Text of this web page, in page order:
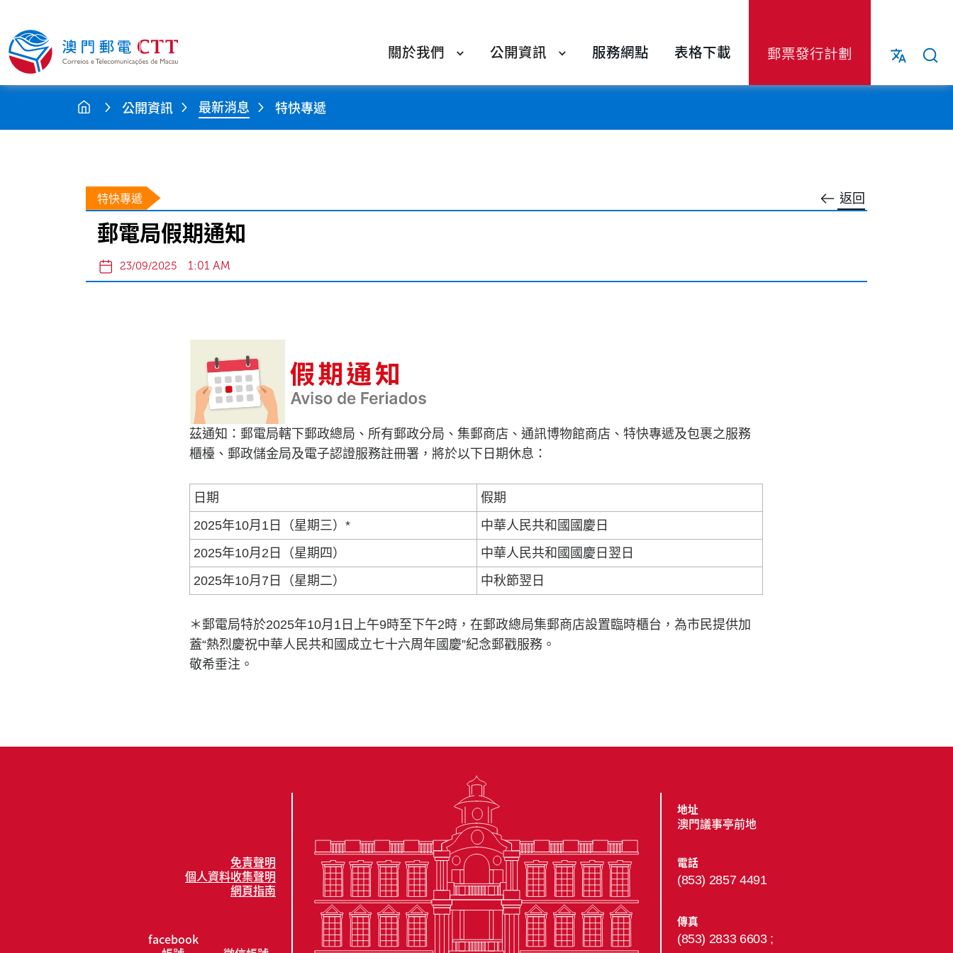
關於我們 公開資訊 服務網點 表格下載 郵票發行計劃
公開資訊 最新消息 特快專遞
返回
特快專遞
郵電局假期通知
23/09/2025 1:01 AM
茲通知：郵電局轄下郵政總局、所有郵政分局、集郵商店、通訊博物館商店、特快專遞及包裹之服務
櫃檯、郵政儲金局及電子認證服務註冊署，將於以下日期休息：
日期
假期
2025年10月1日（星期三）*
中華人民共和國國慶日
2025年10月2日（星期四）
中華人民共和國國慶日翌日
2025年10月7日（星期二）
中秋節翌日
＊郵電局特於2025年10月1日上午9時至下午2時，在郵政總局集郵商店設置臨時櫃台，為市民提供加
蓋“熱烈慶祝中華人民共和國成立七十六周年國慶”紀念郵戳服務。
敬希垂注。
免責聲明
個人資料收集聲明
網頁指南
facebook
地址
澳門議事亭前地
電話
(853) 2857 4491
傳真
(853) 2833 6603 ;